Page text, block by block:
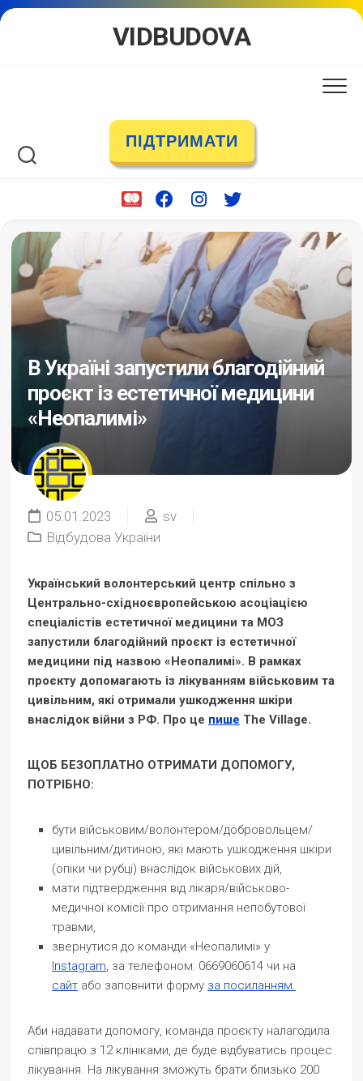
Skip
VIDBUDOVA
ПІДТРИМАТИ
В Україні запустили благодійний
проєкт із естетичної медицини
«Неопалимі»
05.01.2023
sv
Відбудова України
Український волонтерський центр спільно з
Центрально-східноєвропейською асоціацією
спеціалістів естетичної медицини та МОЗ
запустили благодійний проєкт із естетичної
медицини під назвою «Неопалимі». В рамках
проєкту допомагають із лікуванням військовим та
цивільним, які отримали ушкодження шкіри
внаслідок війни з РФ. Про це пише The Village.
ЩОБ БЕЗОПЛАТНО ОТРИМАТИ ДОПОМОГУ,
ПОТРІБНО:
бути військовим/волонтером/добровольцем/
цивільним/дитиною, які мають ушкодження шкіри
(опіки чи рубці) внаслідок військових дій,
мати підтвердження від лікаря/військово-
медичної комісії про отримання непобутової
травми,
звернутися до команди «Неопалимі» у
Instagram, за телефоном: 0669060614 чи на
сайт або заповнити форму за посиланням.
Аби надавати допомогу, команда проєкту налагодила
співпрацю з 12 клініками, де буде відбуватись процес
лікування. На лікування зможуть брати близько 200